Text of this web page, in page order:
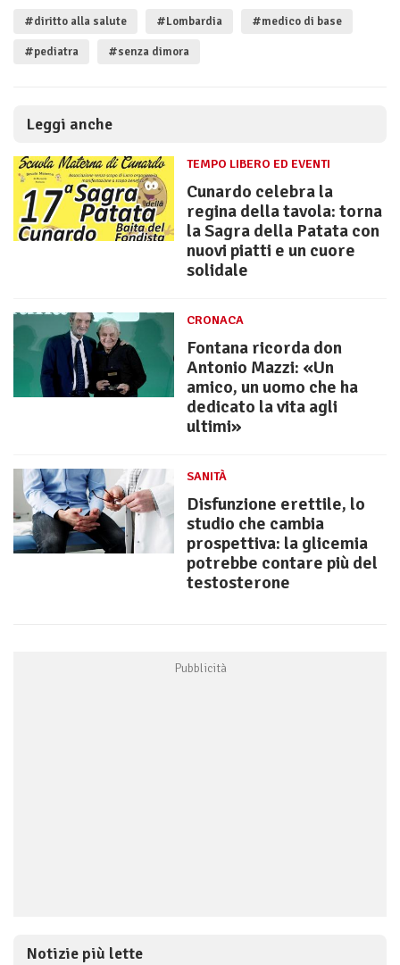
#diritto alla salute #Lombardia #medico di base
#pediatra #senza dimora
Leggi anche
TEMPO LIBERO ED EVENTI
Cunardo celebra la
regina della tavola: torna
la Sagra della Patata con
nuovi piatti e un cuore
solidale
CRONACA
Fontana ricorda don
Antonio Mazzi: «Un
amico, un uomo che ha
dedicato la vita agli
ultimi»
SANITÀ
Disfunzione erettile, lo
studio che cambia
prospettiva: la glicemia
potrebbe contare più del
testosterone
Notizie più lette